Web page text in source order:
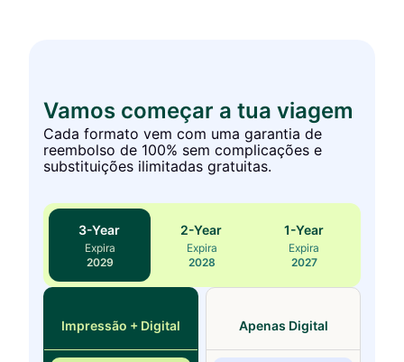
Vamos começar a tua viagem
Cada formato vem com uma garantia de
reembolso de 100% sem complicações e
substituições ilimitadas gratuitas.
3-Year
Expira
2029
2-Year
Expira
2028
1-Year
Expira
2027
Impressão + Digital Apenas Digital